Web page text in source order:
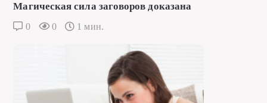
Магическая сила заговоров доказана
0 0 1 мин.